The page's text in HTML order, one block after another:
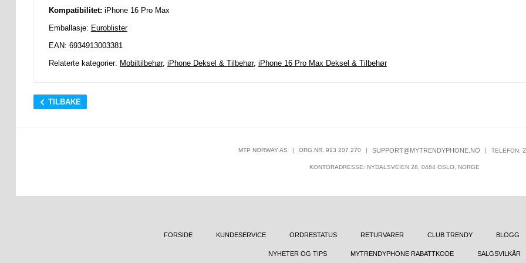
Kompatibilitet: iPhone 16 Pro Max
Emballasje: Euroblister
EAN: 6934913003381
Relaterte kategorier: Mobiltilbehør, iPhone Deksel & Tilbehør, iPhone 16 Pro Max Deksel & Tilbehør
TILBAKE
MTP NORWAY AS | ORG.NR. 913 207 270 | SUPPORT@MYTRENDYPHONE.NO | TELEFON:
KONTORADRESSE: NYDALSVEIEN 28, 0484 OSLO, NORGE
FORSIDE KUNDESERVICE ORDRESTATUS RETURVARER CLUB TRENDY BLOGG
NYHETER OG TIPS MYTRENDYPHONE RABATTKODE SALGSVILKÅR